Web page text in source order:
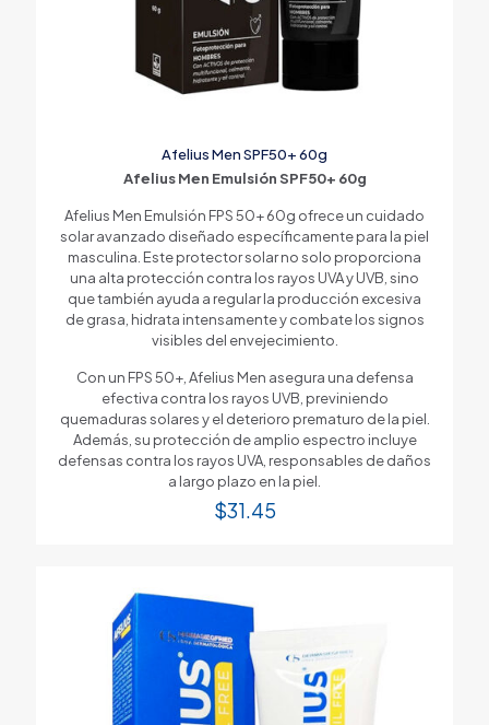
Afelius Men SPF50+ 60g
Afelius Men Emulsión SPF50+ 60g
Afelius Men Emulsión FPS 50+ 60g ofrece un cuidado
solar avanzado diseñado específicamente para la piel
masculina. Este protector solar no solo proporciona
una alta protección contra los rayos UVA y UVB, sino
que también ayuda a regular la producción excesiva
de grasa, hidrata intensamente y combate los signos
visibles del envejecimiento.
Con un FPS 50+, Afelius Men asegura una defensa
efectiva contra los rayos UVB, previniendo
quemaduras solares y el deterioro prematuro de la piel.
Además, su protección de amplio espectro incluye
defensas contra los rayos UVA, responsables de daños
a largo plazo en la piel.
$31.45